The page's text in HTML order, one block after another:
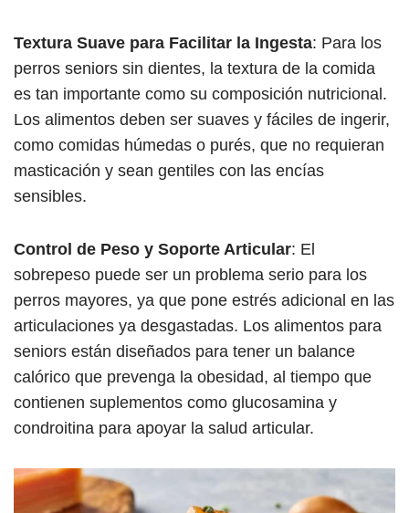
Textura Suave para Facilitar la Ingesta: Para los
perros seniors sin dientes, la textura de la comida
es tan importante como su composición nutricional.
Los alimentos deben ser suaves y fáciles de ingerir,
como comidas húmedas o purés, que no requieran
masticación y sean gentiles con las encías
sensibles.
Control de Peso y Soporte Articular: El
sobrepeso puede ser un problema serio para los
perros mayores, ya que pone estrés adicional en las
articulaciones ya desgastadas. Los alimentos para
seniors están diseñados para tener un balance
calórico que prevenga la obesidad, al tiempo que
contienen suplementos como glucosamina y
condroitina para apoyar la salud articular.